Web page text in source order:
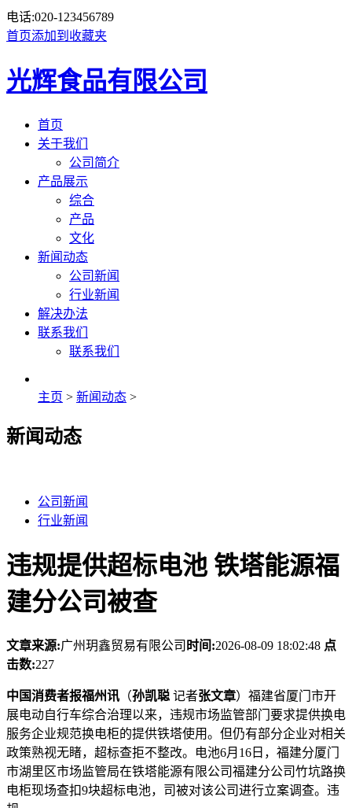
电话:020-123456789
首页添加到收藏夹
光辉食品有限公司
首页
关于我们
公司简介
产品展示
综合
产品
文化
新闻动态
公司新闻
行业新闻
解决办法
联系我们
联系我们
主页 > 新闻动态 >
新闻动态
公司新闻
行业新闻
违规提供超标电池 铁塔能源福
建分公司被查
文章来源:广州玥鑫贸易有限公司 时间:2026-08-09 18:02:48 点
击数:227
中国消费者报福州讯 （孙凯聪 记者张文章）福建省厦门市开
展电动自行车综合治理以来，违规市场监管部门要求提供换电
服务企业规范换电柜的提供铁塔使用。但仍有部分企业对相关
政策熟视无睹，超标查拒不整改。电池6月16日，福建分厦门
市湖里区市场监管局在铁塔能源有限公司福建分公司竹坑路换
电柜现场查扣9块超标电池，司被对该公司进行立案调查。违